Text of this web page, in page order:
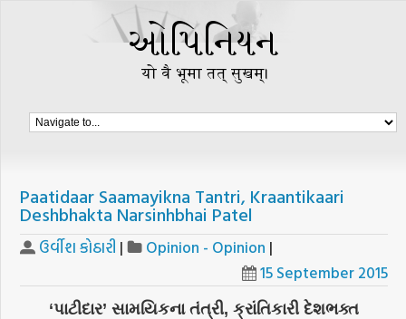
Paatidaar Saamayikna Tantri, Kraantikaari
Deshbhakta Narsinhbhai Patel
ઉર્વીશ કોઠારી | Opinion - Opinion |
15 September 2015
‘પાટીદાર’ સામયિકના તંત્રી, ક્રાંતિકારી દેશભક્ત